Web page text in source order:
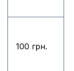
100 грн.